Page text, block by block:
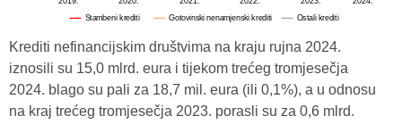
Krediti nefinancijskim društvima na kraju rujna 2024.
iznosili su 15,0 mlrd. eura i tijekom trećeg tromjesečja
2024. blago su pali za 18,7 mil. eura (ili 0,1%), a u odnosu
na kraj trećeg tromjesečja 2023. porasli su za 0,6 mlrd.